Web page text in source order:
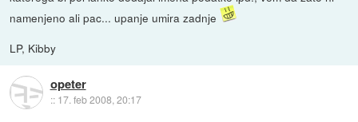
namenjeno ali pac... upanje umira zadnje
LP, Kibby
opeter
:: 17. feb 2008, 20:17